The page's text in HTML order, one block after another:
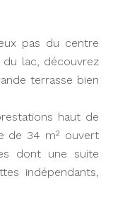
pas du centre
lac, découvrez
terrasse bien
haut de
de 34 m² ouvert
dont une suite
indépendants,